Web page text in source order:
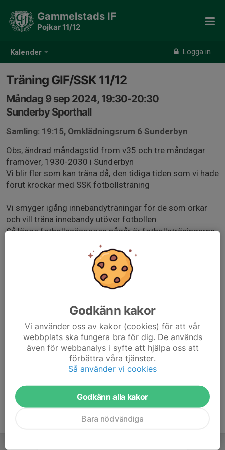
Kalender Logga in
Gammelstads IF
Pojkar 11/12
Träning GIF/SSK 11/12
Måndag 9 sep 2024, 19:30-20:30
Sunderby Sporthall
Samling: 19:15, Omklädningsrum 6 Sunderbyn
Obs, ändrad måndagstid from v35 och tre måndagar
framöver, 1930-2030 i Sunderbyn
Vi blir fler som kan träna då, den tidiga tiden som vi hade
förut krockar med SSK fotbollsträning
Vi smyger igång innebandyträningar för de som orkar
och vill träna innebandy utöver fotbollen.
Så länge fotbollssäsongen pågår är fotbollsträningarna
förstahandsvalet, detta är enbart en extra möjlighet att
komma igång för de som orkar och vill träna mer.
Denna måndagstid kommer vi dock inte att ha under
säsongen utan detta blir en extra tid under några veckor
Träningsdagar under innebandysäsongen kommer att
Måndag i Sunderbyn (from 16/9)
Onsdag i Gammelstad (from 28/8)
Söndag i Sunderbyn (from 15/9)
Godkänn kakor
Vi använder oss av kakor (cookies) för att vår
webbplats ska fungera bra för dig. De används
även för webbanalys i syfte att hjälpa oss att
förbättra våra tjänster.
Så använder vi cookies
Godkänn alla kakor
Bara nödvändiga